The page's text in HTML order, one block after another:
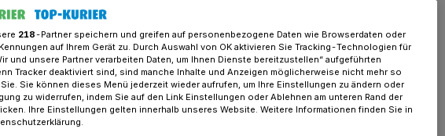
Jüchen geht in den Ruhestand​
Jüchen geht in den Ruhestand
218-Partner speichern und greifen auf personenbezogene Daten wie Browserdaten oder
auf Ihrem Gerät zu. Durch Auswahl von OK aktivieren Sie Tracking-Technologien für
und unsere Partner verarbeiten Daten, um Ihnen Dienste bereitzustellen“ aufgeführten
Tracker deaktiviert sind, sind manche Inhalte und Anzeigen möglicherweise nicht mehr so
Sie können dieses Menü jederzeit wieder aufrufen, um Ihre Einstellungen zu ändern oder
zu widerrufen, indem Sie auf den Link Einstellungen oder Ablehnen am unteren Rand der
Ihre Einstellungen gelten innerhalb unseres Website. Weitere Informationen finden Sie in